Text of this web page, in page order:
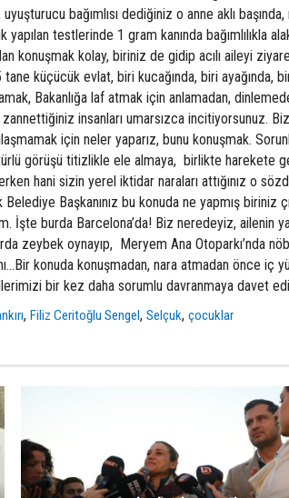
bağımlısı dediğiniz o anne aklı
testlerinde 1 gram kanında bağımlılıkla
konuşmak kolay, biriniz de gidip acılı aileyi
küçücük evlat, biri kucağında, biri ayağında,
Bakanlığa laf atmak için anlamadan,
insanları umarsızca incitiyorsunuz.
için neler yaparız, bunu konuşmak.
görüşü titizlikle ele almaya, birlikte harekete
hani sizin yerel iktidar naraları attığınız o
Başkanınız bu konuda ne yapmış biriniz
burda Barcelona’da! Biz neredeyiz, ailenin
zeybek oynayıp, Meryem Ana Otoparkı’nda
konuda konuşmadan, nara atmadan önce iç
bir kez daha sorumlu davranmaya davet
,Filiz Ceritoğlu Sengel,Selçuk,çocuklar